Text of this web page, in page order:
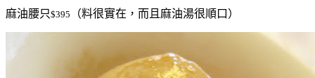
麻油腰只$395 （料很實在，而且麻油湯很順口）